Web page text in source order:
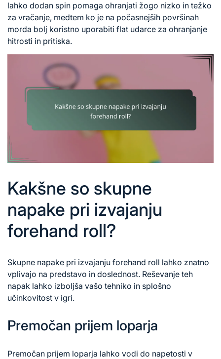
lahko dodan spin pomaga ohranjati žogo nizko in težko
za vračanje, medtem ko je na počasnejših površinah
morda bolj koristno uporabiti flat udarce za ohranjanje
hitrosti in pritiska.
Kakšne so skupne
napake pri izvajanju
forehand roll?
Skupne napake pri izvajanju forehand roll lahko znatno
vplivajo na predstavo in doslednost. Reševanje teh
napak lahko izboljša vašo tehniko in splošno
učinkovitost v igri.
Premočan prijem loparja
Premočan prijem loparja lahko vodi do napetosti v